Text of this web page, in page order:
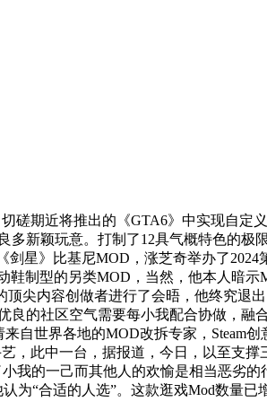
期近将推出的《GTA6》中实现自定
新颖玩意。打制了12具气概特色的
星》比基尼MOD，涨芝奇举办了
鞋制型的另类MOD，当然，他本人暗
尖内容创做者进行了会晤，他终究退
的社区空气需要每小我配合协做，融
自世界各地的MOD改拆专家，Steam
，此中一台，据报道，今日，以至支
我的一己而其他人的欢愉是相当恶劣
为“合适的人选”。这款逛戏Mod数量